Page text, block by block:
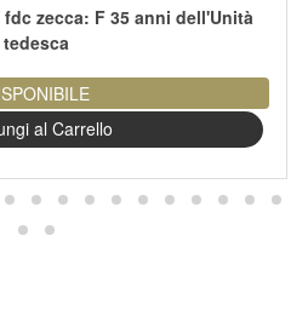
fdc zecca: F 35 anni dell'Unità
tedesca
al Carrello